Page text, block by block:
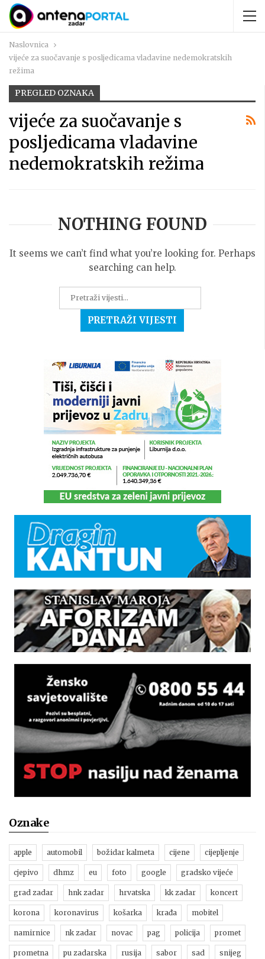
Naslovnica
vijeće za suočavanje s posljedicama vladavine nedemokratskih
režima
PREGLED OZNAKA
vijeće za suočavanje s
posljedicama vladavine
nedemokratskih režima
NOTHING FOUND
It seems we can’t find what you’re looking for. Perhaps
searching can help.
Oznake
apple automobil božidar kalmeta cijene cijepljenje
cjepivo dhmz eu foto google gradsko vijeće
grad zadar hnk zadar hrvatska kk zadar koncert
korona koronavirus košarka krađa mobitel
namirnice nk zadar novac pag policija promet
prometna pu zadarska rusija sabor sad snijeg